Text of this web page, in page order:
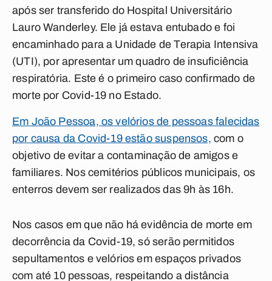
após ser transferido do Hospital Universitário
Lauro Wanderley. Ele já estava entubado e foi
encaminhado para a Unidade de Terapia Intensiva
(UTI), por apresentar um quadro de insuficiência
respiratória. Este é o primeiro caso confirmado de
morte por Covid-19 no Estado.
Em João Pessoa, os velórios de pessoas falecidas
por causa da Covid-19 estão suspensos, com o
objetivo de evitar a contaminação de amigos e
familiares. Nos cemitérios públicos municipais, os
enterros devem ser realizados das 9h às 16h.
Nos casos em que não há evidência de morte em
decorrência da Covid-19, só serão permitidos
sepultamentos e velórios em espaços privados
com até 10 pessoas, respeitando a distância